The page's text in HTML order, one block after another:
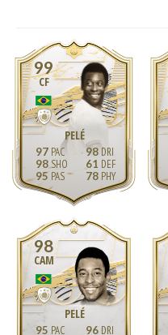
99
CF
PELÉ
97
98
95
98
61
78
98
CAM
PELÉ
95
96